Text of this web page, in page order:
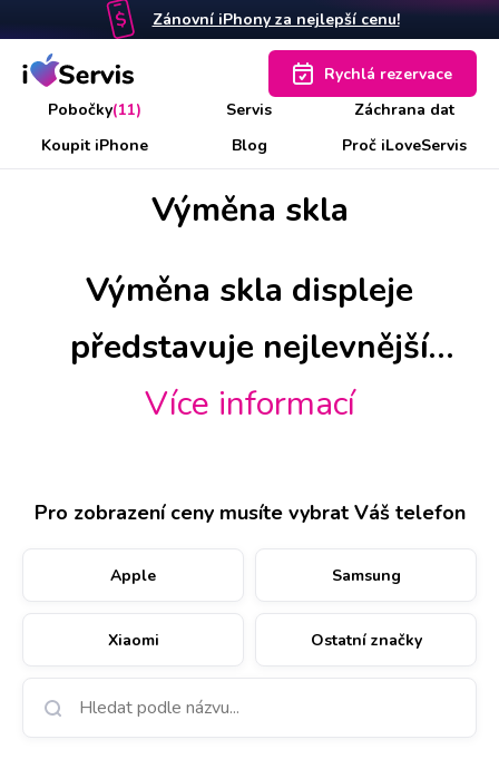
Zánovní iPhony za nejlepší cenu!
Pobočky(11) Servis
Záchrana dat
Koupit iPhone
Blog Proč iLoveServis
Rychlá rezervace
Výměna skla
Výměna skla displeje
představuje nejlevnější
opravu, kdy vám navíc
originální displej od výrobce.
Opravu provedeme na 11
místech po ČR i na počkání,
obvykle netrvá déle než 60
Více informací
Pro zobrazení ceny musíte vybrat Váš telefon
Apple Samsung
Xiaomi Ostatní značky